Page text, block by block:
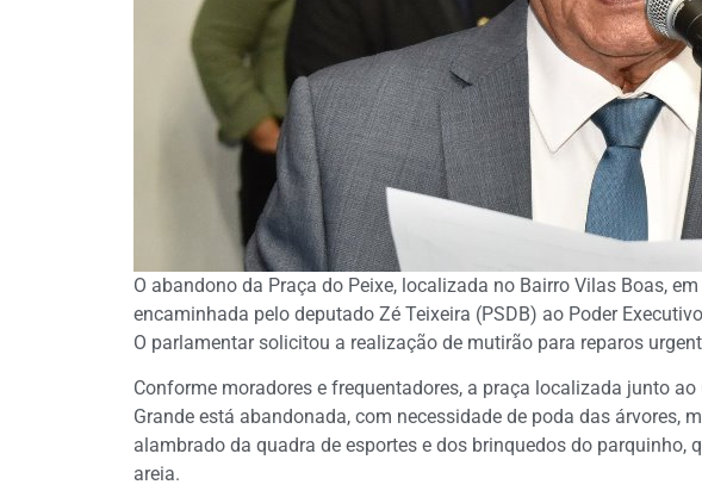
O abandono da Praça do Peixe, localizada no Bairro Vilas Boas,
encaminhada pelo deputado Zé Teixeira (PSDB) ao Poder
O parlamentar solicitou a realização de mutirão para reparos
Conforme moradores e frequentadores, a praça localizada junto
Grande está abandonada, com necessidade de poda das árvores,
alambrado da quadra de esportes e dos brinquedos do parquinho,
areia.